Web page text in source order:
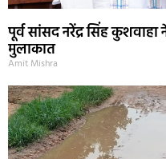
पूर्व सांसद नरेंद्र सिंह कुशवाहा
मुलाकात
Amit Mishra